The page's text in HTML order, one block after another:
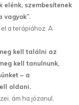
szembesítenek
vagyok”.
a terápiához. A
kell találni az
kell tanulnunk,
– a
oldani.
ám ha józanul,